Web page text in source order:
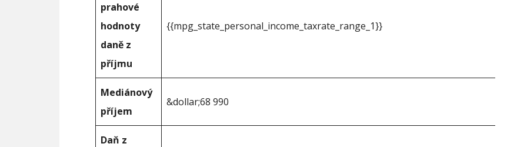
prahové
hodnoty
daně z
příjmu
{{mpg_state_personal_income_taxrate_range_1}}
Mediánový
příjem
&dollar;68 990
Daň z